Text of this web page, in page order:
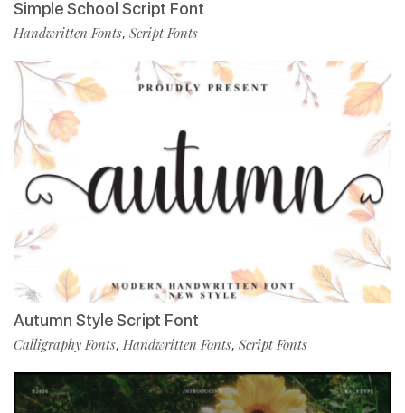
Simple School Script Font
Handwritten Fonts, Script Fonts
Autumn Style Script Font
Calligraphy Fonts, Handwritten Fonts, Script Fonts